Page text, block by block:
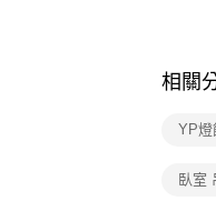
相關
YP燈
臥室